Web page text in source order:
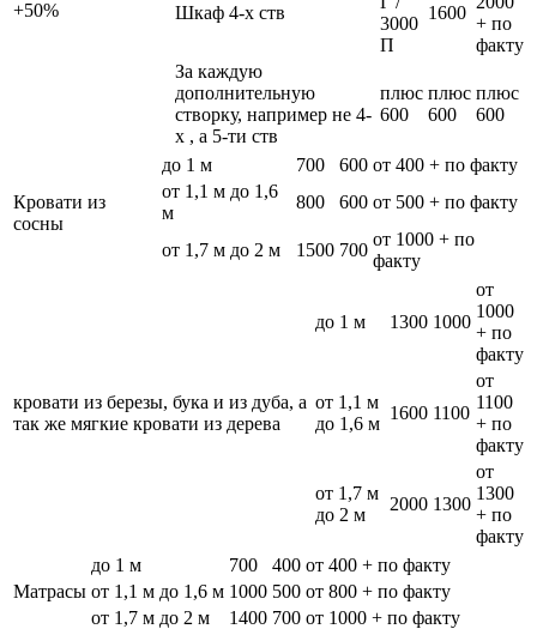
+50%
Шкаф 4-х ств
3000
П
1600
+ по
факту
За каждую
дополнительную
створку, например не 4-
х , а 5-ти ств
плюс
600
плюс
600
плюс
600
Кровати из
сосны
до 1 м 700 600 от 400 + по факту
от 1,1 м до 1,6
м
800 600 от 500 + по факту
от 1,7 м до 2 м 1500 700
от 1000 + по
факту
кровати из березы, бука и из дуба, а
так же мягкие кровати из дерева
до 1 м 1300 1000
от
1000
+ по
факту
от 1,1 м
до 1,6 м
1600 1100
от
1100
+ по
факту
от 1,7 м
до 2 м
2000 1300
от
1300
+ по
факту
Матрасы
до 1 м 700 400 от 400 + по факту
от 1,1 м до 1,6 м 1000 500 от 800 + по факту
от 1,7 м до 2 м
1400 700 от 1000 + по факту